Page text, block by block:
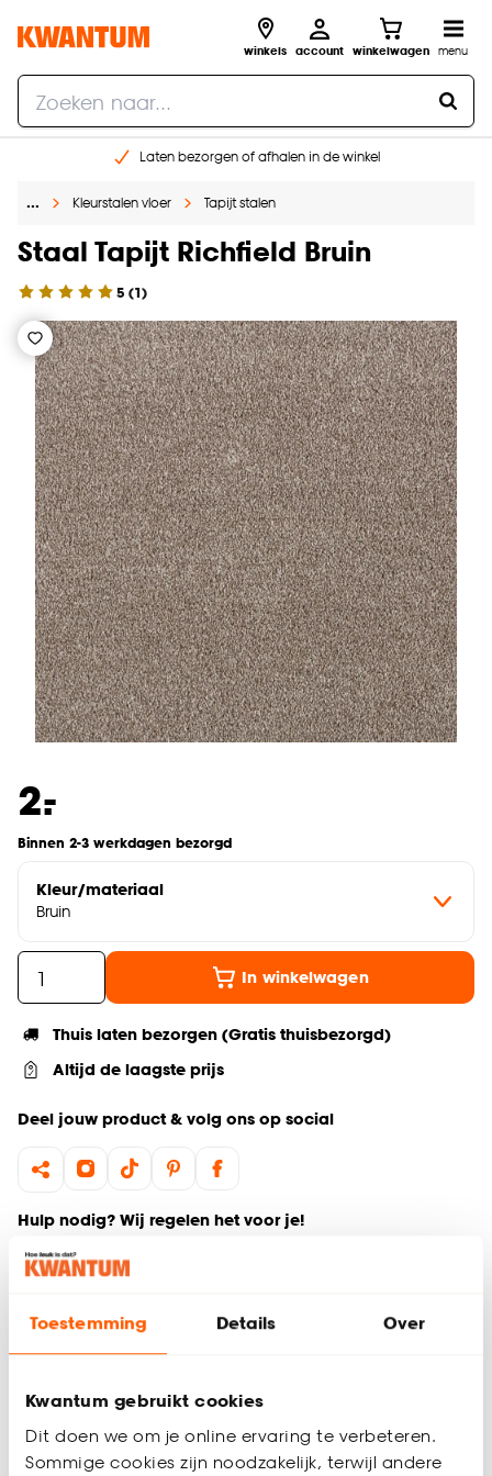
Toestemming Details Over
Kwantum gebruikt cookies
Dit doen we om je online ervaring te verbeteren.
Sommige cookies zijn noodzakelijk, terwijl andere
winkels account winkelwagen menu
Laten bezorgen of afhalen in de winkel
Gratis raam advies en inmeten aan huis
… Kleurstalen vloer Tapijt stalen
Staal Tapijt Richfield Bruin
5 (1)
2.
-
Binnen 2-3 werkdagen bezorgd
Kleur/materiaal
Bruin
In winkelwagen
Thuis laten bezorgen (Gratis thuisbezorgd)
Altijd de laagste prijs
Deel jouw product & volg ons op social
Hulp nodig? Wij regelen het voor je!
Productomschrijving
interieur past? Bestel vrijblijvend één of meerdere kleurstalen
Zo ben je 100% zeker van de juiste keuze. De kleurstalen
worden binnen 2 à 3 werkdagen thuisbezorgd en passen